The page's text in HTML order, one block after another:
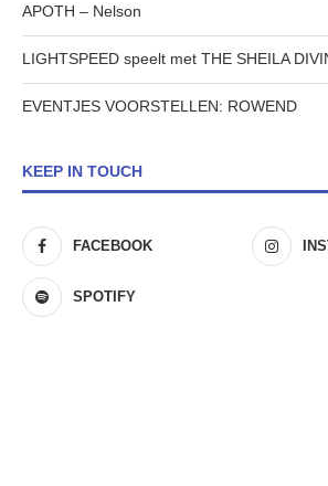
APOTH – Nelson
LIGHTSPEED speelt met THE SHEILA
EVENTJES VOORSTELLEN: ROWEND
KEEP IN TOUCH
FACEBOOK
SPOTIFY